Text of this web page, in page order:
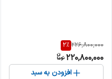
226,800,000
2%
220,800,000
افزودن به سبد